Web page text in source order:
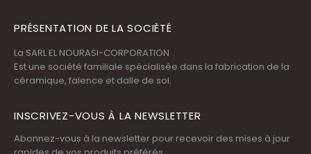
PRÉSENTATION DE LA SOCIÈTÉ
La SARL EL NOURASI-CORPORATION
Est une société familiale spécialisée dans la fabrication de la
céramique, faïence et dalle de sol.
INSCRIVEZ-VOUS À LA NEWSLETTER
Abonnez-vous à la newsletter pour recevoir des mises à jour